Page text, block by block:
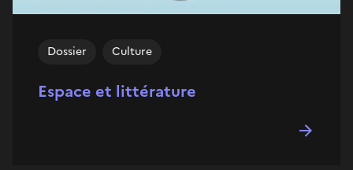
Espace et littérature
Dossier Culture